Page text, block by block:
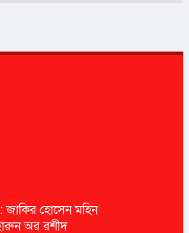
জাকির হোসেন মহিন
অর রশীদ